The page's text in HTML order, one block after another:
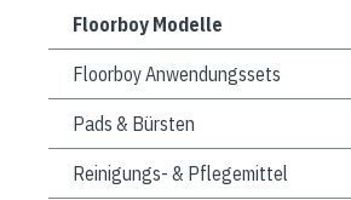
Floorboy Modelle
Floorboy Anwendungssets
Pads & Bürsten
Reinigungs- & Pflegemittel